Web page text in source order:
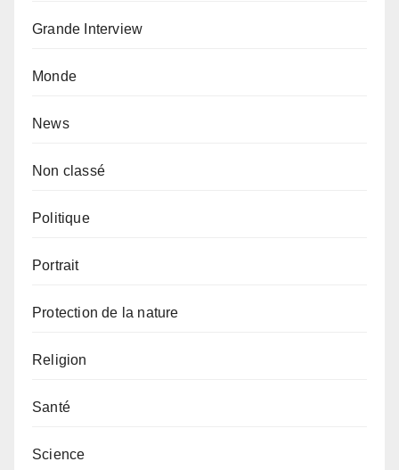
Grande Interview
Monde
News
Non classé
Politique
Portrait
Protection de la nature
Religion
Santé
Science